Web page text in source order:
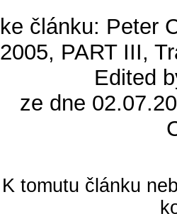
ke článku: Peter
2005, PART III,
Edited
ze dne
K tomutu článku